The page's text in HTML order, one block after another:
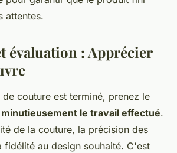
attentes.
évaluation : Apprécier
couture est terminé, prenez le
le travail effectué.
de la couture, la précision des
fidélité au design souhaité. C'est